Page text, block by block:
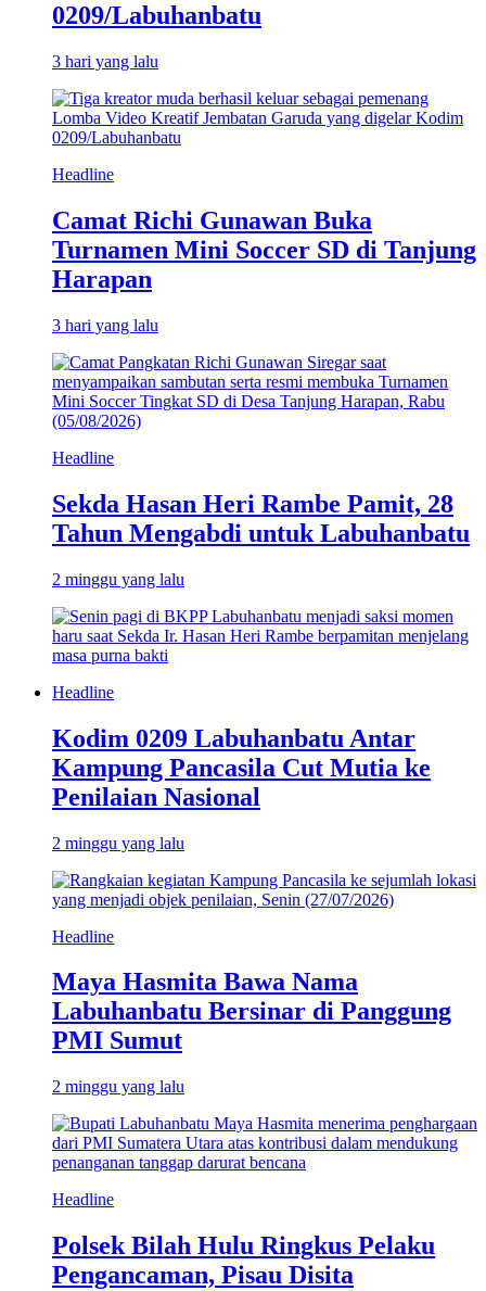
0209/Labuhanbatu
3 hari yang lalu
Headline
Camat Richi Gunawan Buka
Turnamen Mini Soccer SD di Tanjung
Harapan
3 hari yang lalu
Headline
Sekda Hasan Heri Rambe Pamit, 28
Tahun Mengabdi untuk Labuhanbatu
2 minggu yang lalu
Headline
Kodim 0209 Labuhanbatu Antar
Kampung Pancasila Cut Mutia ke
Penilaian Nasional
2 minggu yang lalu
Headline
Maya Hasmita Bawa Nama
Labuhanbatu Bersinar di Panggung
PMI Sumut
2 minggu yang lalu
Headline
Polsek Bilah Hulu Ringkus Pelaku
Pengancaman, Pisau Disita